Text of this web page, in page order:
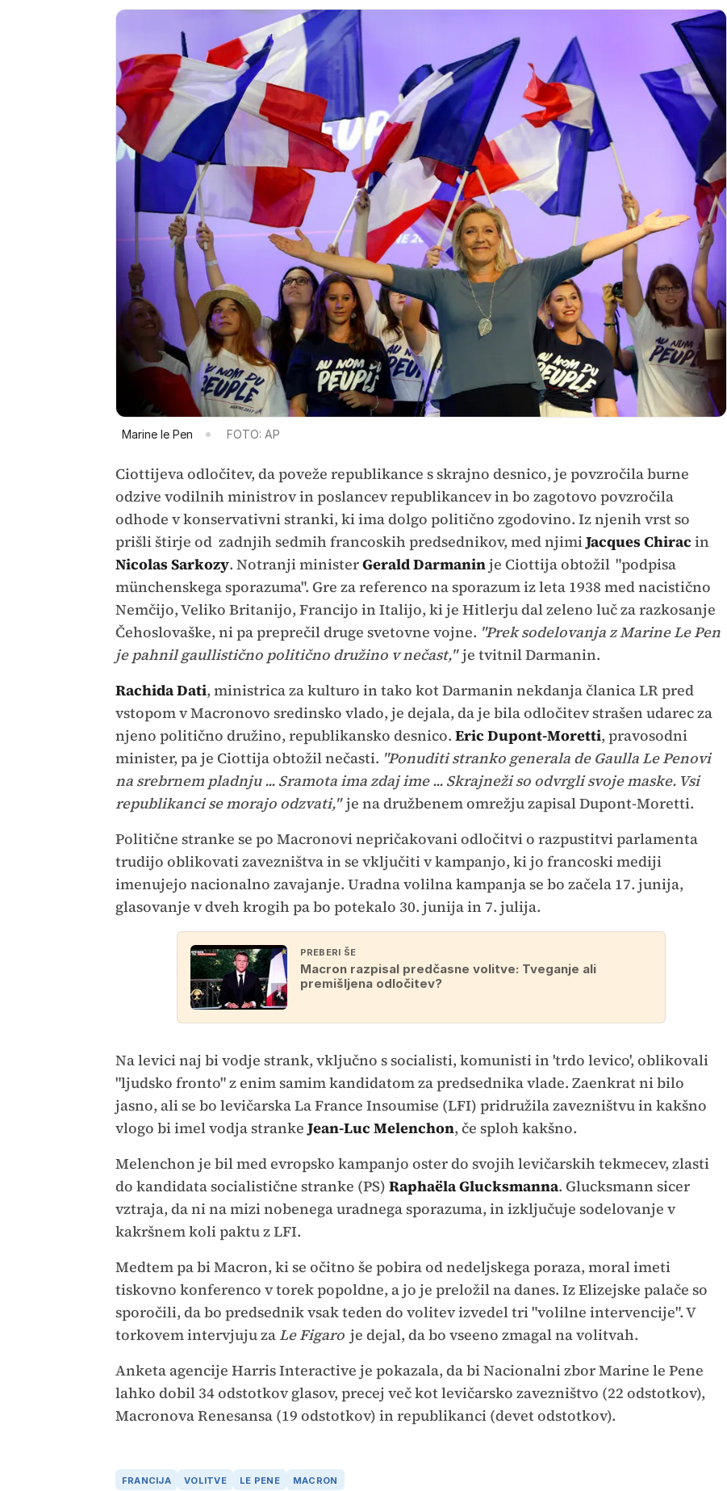
Marine le Pen FOTO: AP
Ciottijeva odločitev, da poveže republikance s skrajno desnico, je povzročila burne
odzive vodilnih ministrov in poslancev republikancev in bo zagotovo povzročila
odhode v konservativni stranki, ki ima dolgo politično zgodovino. Iz njenih vrst so
prišli štirje od zadnjih sedmih francoskih predsednikov, med njimiJacques Chirac in
Nicolas Sarkozy. Notranji ministerGerald Darmaninje Ciottija obtožil "podpisa
münchenskega sporazuma". Gre za referenco na sporazum iz leta 1938 med nacistično
Nemčijo, Veliko Britanijo, Francijo in Italijo, ki je Hitlerju dal zeleno luč za razkosanje
Čehoslovaške, ni pa preprečil druge svetovne vojne. "Prek sodelovanja z Marine Le Pen
je pahnil gaullistično politično družino v nečast,"je tvitnil Darmanin.
Rachida Dati, ministrica za kulturo in tako kot Darmanin nekdanja članica LR pred
vstopom v Macronovo sredinsko vlado, je dejala, da je bila odločitev strašen udarec za
njeno politično družino, republikansko desnico. Eric Dupont-Moretti, pravosodni
minister, pa je Ciottija obtožil nečasti. "Ponuditi stranko generala de Gaulla Le Penovi
na srebrnem pladnju ... Sramota ima zdaj ime ... Skrajneži so odvrgli svoje maske. Vsi
republikanci se morajo odzvati,"je na družbenem omrežju zapisal Dupont-Moretti.
Politične stranke se po Macronovi nepričakovani odločitvi o razpustitvi parlamenta
trudijo oblikovati zavezništva in se vključiti v kampanjo, ki jo francoski mediji
imenujejo nacionalno zavajanje. Uradna volilna kampanja se bo začela 17. junija,
glasovanje v dveh krogih pa bo potekalo 30. junija in 7. julija.
PREBERI ŠE
Macron razpisal predčasne volitve: Tveganje ali
premišljena odločitev?
Na levici naj bi vodje strank, vključno s socialisti, komunisti in 'trdo levico', oblikovali
"ljudsko fronto" z enim samim kandidatom za predsednika vlade. Zaenkrat ni bilo
jasno, ali se bo levičarska La France Insoumise (LFI) pridružila zavezništvu in kakšno
vlogo bi imel vodja strankeJean-Luc Melenchon, če sploh kakšno.
Melenchon je bil med evropsko kampanjo oster do svojih levičarskih tekmecev, zlasti
do kandidata socialistične stranke (PS) Raphaëla Glucksmanna. Glucksmann sicer
vztraja, da ni na mizi nobenega uradnega sporazuma, in izključuje sodelovanje v
kakršnem koli paktu z LFI.
Medtem pa bi Macron, ki se očitno še pobira od nedeljskega poraza, moral imeti
tiskovno konferenco v torek popoldne, a jo je preložil na danes. Iz Elizejske palače so
sporočili, da bo predsednik vsak teden do volitev izvedel tri "volilne intervencije". V
torkovem intervjuju zaLe Figaro je dejal, da bo vseeno zmagal na volitvah.
Anketa agencije Harris Interactive je pokazala, da bi Nacionalni zbor Marine le Pene
lahko dobil 34 odstotkov glasov, precej več kot levičarsko zavezništvo (22 odstotkov),
Macronova Renesansa (19 odstotkov) in republikanci (devet odstotkov).
FRANCIJA VOLITVE LE PENE MACRON